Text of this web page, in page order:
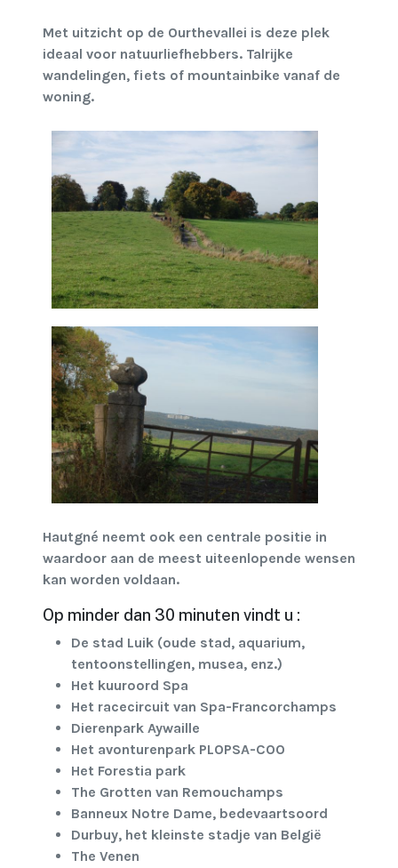
Met uitzicht op de Ourthevallei is deze plek
ideaal voor natuurliefhebbers. Talrijke
wandelingen, fiets of mountainbike vanaf de
woning.
Hautgné neemt ook een centrale positie in
waardoor aan de meest uiteenlopende wensen
kan worden voldaan.
Op minder dan 30 minuten vindt u :
De stad Luik (oude stad, aquarium,
tentoonstellingen, musea, enz.)
Het kuuroord Spa
Het racecircuit van Spa-Francorchamps
Dierenpark Aywaille
Het avonturenpark PLOPSA-COO
Het Forestia park
The Grotten van Remouchamps
Banneux Notre Dame, bedevaartsoord
Durbuy, het kleinste stadje van België
The Venen